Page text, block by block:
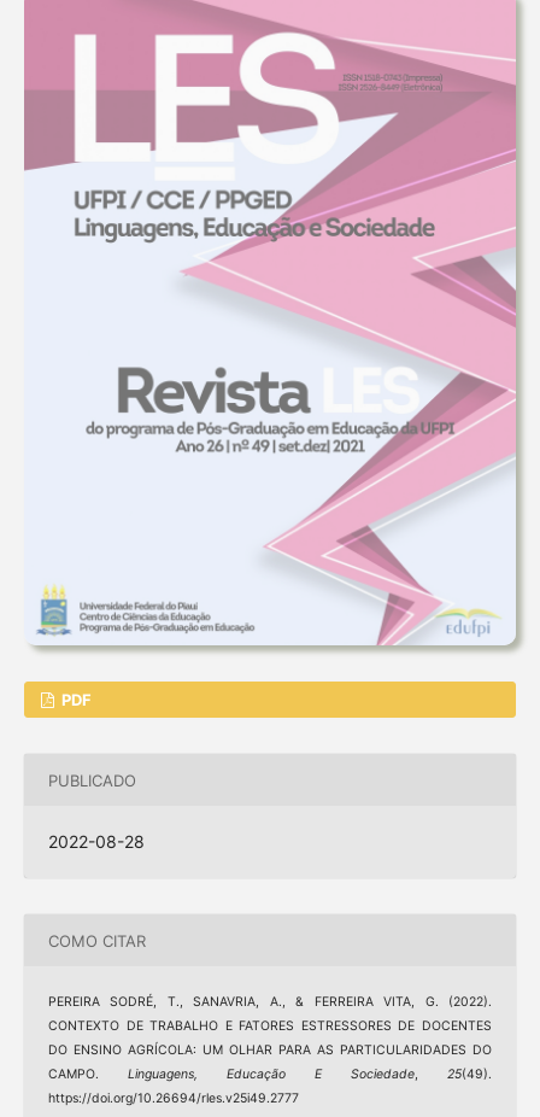
PDF
PUBLICADO
2022-08-28
COMO CITAR
PEREIRA SODRÉ, T., SANAVRIA, A., & FERREIRA VITA, G. (2022).
CONTEXTO DE TRABALHO E FATORES ESTRESSORES DE DOCENTES
DO ENSINO AGRÍCOLA: UM OLHAR PARA AS PARTICULARIDADES DO
CAMPO. Linguagens, Educação E Sociedade,25(49).
https://doi.org/10.26694/rles.v25i49.2777